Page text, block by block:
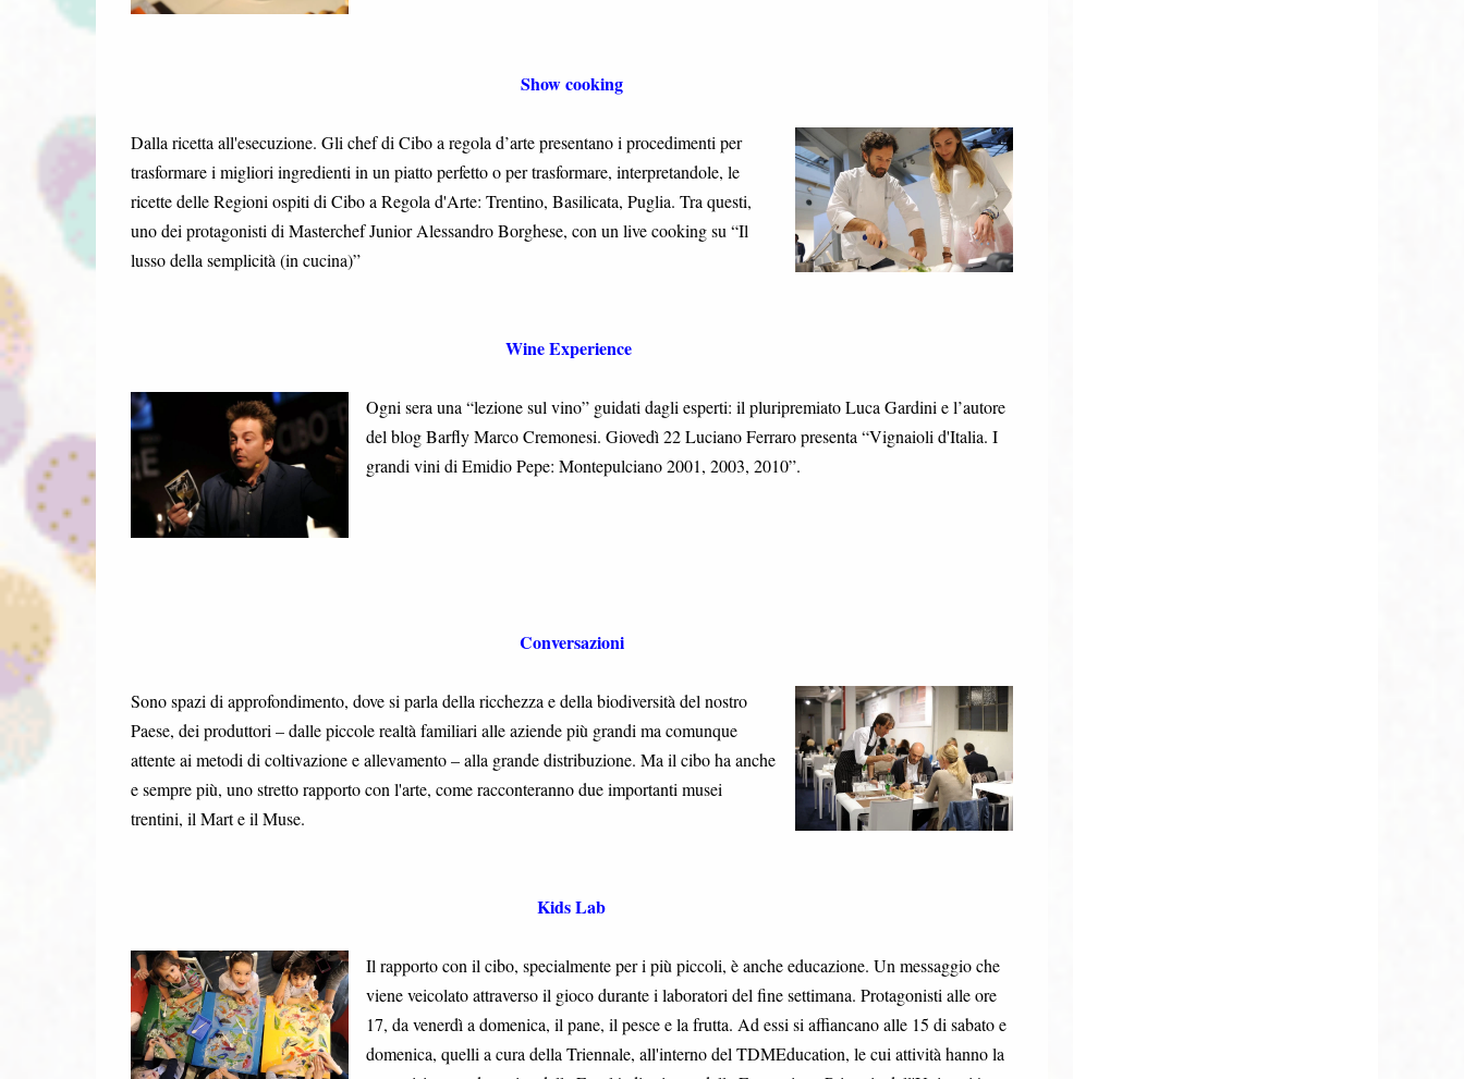
Show cooking
Dalla ricetta all'esecuzione. Gli chef di Cibo a regola d’arte presentano i procedimenti per
trasformare i migliori ingredienti in un piatto perfetto o per trasformare, interpretandole, le
ricette delle Regioni ospiti di Cibo a Regola d'Arte: Trentino, Basilicata, Puglia. Tra questi,
uno dei protagonisti di Masterchef Junior Alessandro Borghese, con un live cooking su “Il
lusso della semplicità (in cucina)”
Wine Experience
Ogni sera una “lezione sul vino” guidati dagli esperti: il pluripremiato Luca Gardini e l’autore
del blog Barfly Marco Cremonesi. Giovedì 22 Luciano Ferraro presenta “Vignaioli d'Italia. I
grandi vini di Emidio Pepe: Montepulciano 2001, 2003, 2010”.
Conversazioni
Sono spazi di approfondimento, dove si parla della ricchezza e della biodiversità del nostro
Paese, dei produttori – dalle piccole realtà familiari alle aziende più grandi ma comunque
attente ai metodi di coltivazione e allevamento – alla grande distribuzione. Ma il cibo ha anche
e sempre più, uno stretto rapporto con l'arte, come racconteranno due importanti musei
trentini, il Mart e il Muse.
Kids Lab
Il rapporto con il cibo, specialmente per i più piccoli, è anche educazione. Un messaggio che
viene veicolato attraverso il gioco durante i laboratori del fine settimana. Protagonisti alle ore
17, da venerdì a domenica, il pane, il pesce e la frutta. Ad essi si affiancano alle 15 di sabato e
domenica, quelli a cura della Triennale, all'interno del TDMEducation, le cui attività hanno la